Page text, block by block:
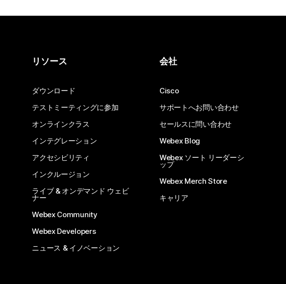
リソース
ダウンロード
テストミーティングに参加
オンラインクラス
インテグレーション
アクセシビリティ
インクルージョン
ライブ & オンデマンド ウェビ
ナー
Webex Community
Webex Developers
ニュース & イノベーション
会社
Cisco
サポートへお問い合わせ
セールスに問い合わせ
Webex Blog
Webex ソート リーダーシ
ップ
Webex Merch Store
キャリア